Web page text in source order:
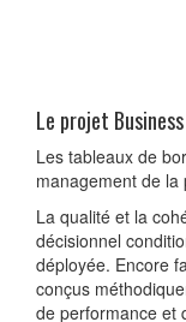
Le projet
Les tableaux de
management de la
La qualité et la
décisionnel
déployée. Encore
conçus
de performance et